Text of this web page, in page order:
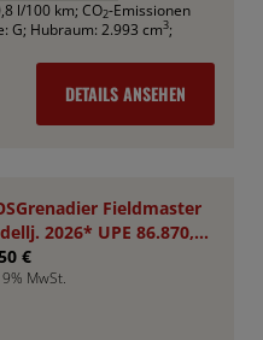
l/100 km; CO2-Emissionen
G; Hubraum: 2.993 cm3;
DETAILS ANSEHEN
Fieldmaster
2026* UPE 86.870,-
€
MwSt.